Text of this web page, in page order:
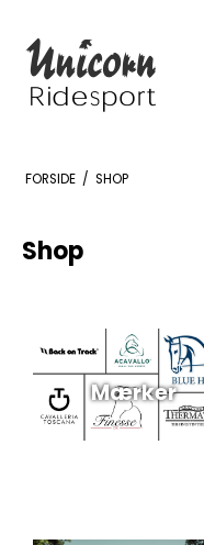
FORSIDE / SHOP
Shop
Mærker